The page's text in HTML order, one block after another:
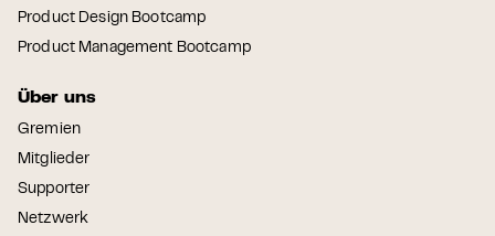
Product Design Bootcamp
Product Management Bootcamp
Über uns
Gremien
Mitglieder
Supporter
Netzwerk